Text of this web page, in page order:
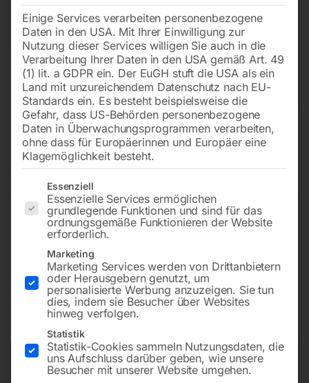
PVC-Transportkoffer Nr. 14
Nicht vorrätig
zu EUROHANDY 132/162/131/151 (21690692)
60,00
inkl. MwSt. zzgl.Versandkosten
Versandkosten Standard (Österreich):€10,00
Bitte beachten Sie: Die Versandkosten gelten für Österreich.
Einige Services verarbeiten personenbezogene
Daten in den USA. Mit Ihrer Einwilligung zur
Nutzung dieser Services willigen Sie auch in die
Verarbeitung Ihrer Daten in den USA gemäß Art. 49
(1) lit. a GDPR ein. Der EuGH stuft die USA als ein
Land mit unzureichendem Datenschutz nach EU-
Standards ein. Es besteht beispielsweise die
Gefahr, dass US-Behörden personenbezogene
Daten in Überwachungsprogrammen verarbeiten,
ohne dass für Europäerinnen und Europäer eine
Klagemöglichkeit besteht.
Es folgt eine Liste der Service-Gruppen, für die eine
Essenziell
Essenzielle Services ermöglichen
grundlegende Funktionen und sind für das
ordnungsgemäße Funktionieren der Website
erforderlich.
Marketing
Marketing Services werden von Drittanbietern
oder Herausgebern genutzt, um
personalisierte Werbung anzuzeigen. Sie tun
dies, indem sie Besucher über Websites
hinweg verfolgen.
Statistik
Statistik-Cookies sammeln Nutzungsdaten, die
uns Aufschluss darüber geben, wie unsere
Besucher mit unserer Website umgehen.